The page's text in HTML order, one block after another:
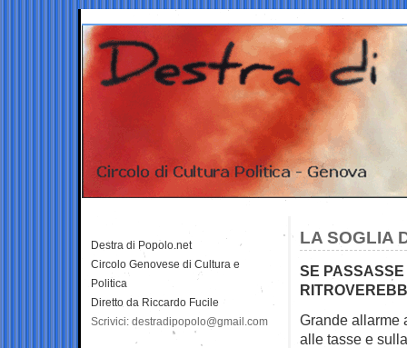
LA SOGLIA
SE
Grande allarme
alle tasse e
Destra di Popolo.net
Circolo Genovese di Cultura e
Politica
Diretto da Riccardo Fucile
Scrivici: destradipopolo@gmail.com